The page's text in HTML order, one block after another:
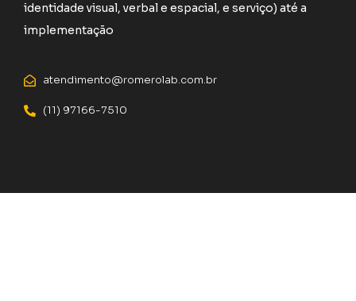
identidade visual, verbal e espacial, e serviço) até a
implementação
atendimento@romerolab.com.br
(11) 97166-7510